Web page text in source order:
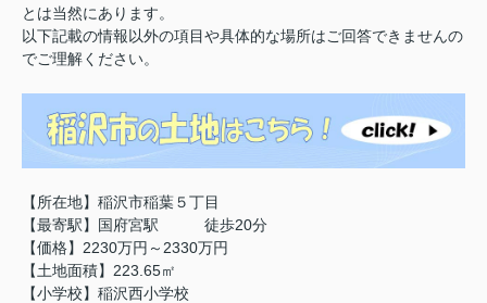
とは当然にあります。
以下記載の情報以外の項目や具体的な場所はご回答できませんの
でご理解ください。
【所在地】稲沢市稲葉５丁目
【最寄駅】国府宮駅 徒歩20分
【価格】2230万円～2330万円
【土地面積】223.65㎡
【小学校】稲沢西小学校